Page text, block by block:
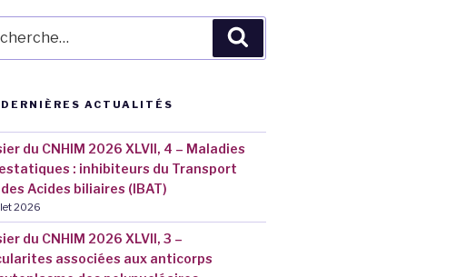
ACTUALITÉS
du CNHIM 2026 XLVII, 4 – Maladies
: inhibiteurs du Transport
Acides biliaires (IBAT)
2026
du CNHIM 2026 XLVII, 3 –
associées aux anticorps